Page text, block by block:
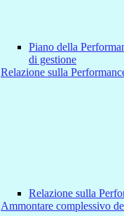
Piano della
di gestione
Relazione sulla
Relazione sulla
Ammontare complessivo